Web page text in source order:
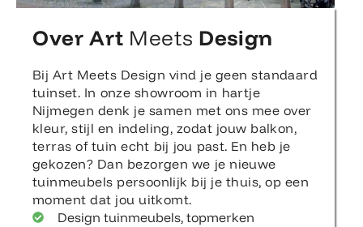
Over Art Meets Design
Bij Art Meets Design vind je geen standaard
tuinset. In onze showroom in hartje
Nijmegen denk je samen met ons mee over
kleur, stijl en indeling, zodat jouw balkon,
terras of tuin echt bij jou past. En heb je
gekozen? Dan bezorgen we je nieuwe
tuinmeubels persoonlijk bij je thuis, op een
moment dat jou uitkomt.
Design tuinmeubels, topmerken